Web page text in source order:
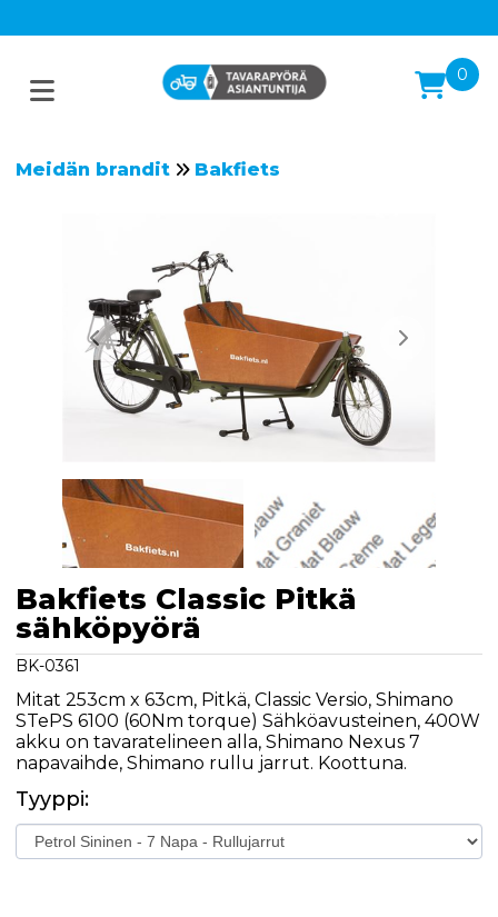
0
Meidän brandit Bakfiets
Bakfiets Classic Pitkä
sähköpyörä
BK-0361
Mitat 253cm x 63cm, Pitkä, Classic Versio, Shimano
STePS 6100 (60Nm torque) Sähköavusteinen, 400W
akku on tavaratelineen alla, Shimano Nexus 7
napavaihde, Shimano rullu jarrut. Koottuna.
Tyyppi: